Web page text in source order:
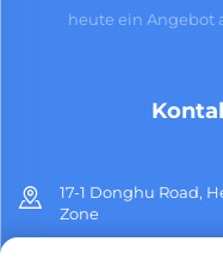
heute ein Angebot
17-1 Donghu Road,
Zone